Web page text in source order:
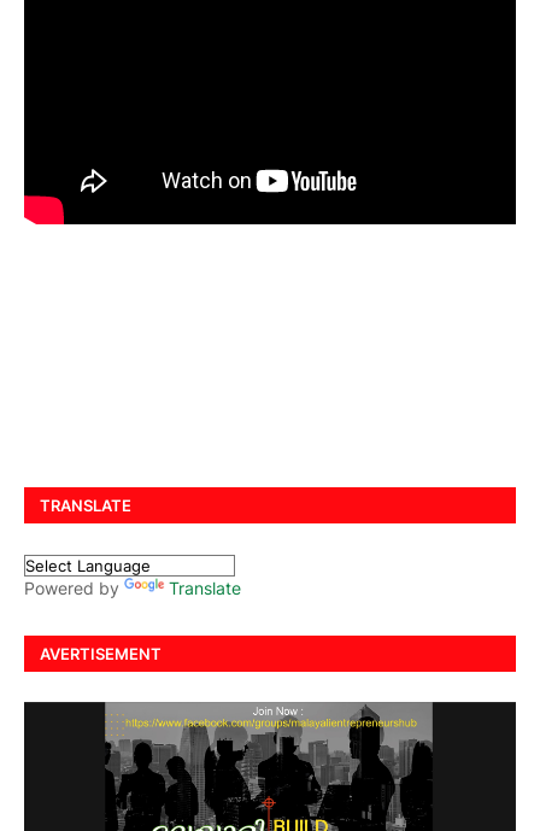
TRANSLATE
Powered by Translate
AVERTISEMENT